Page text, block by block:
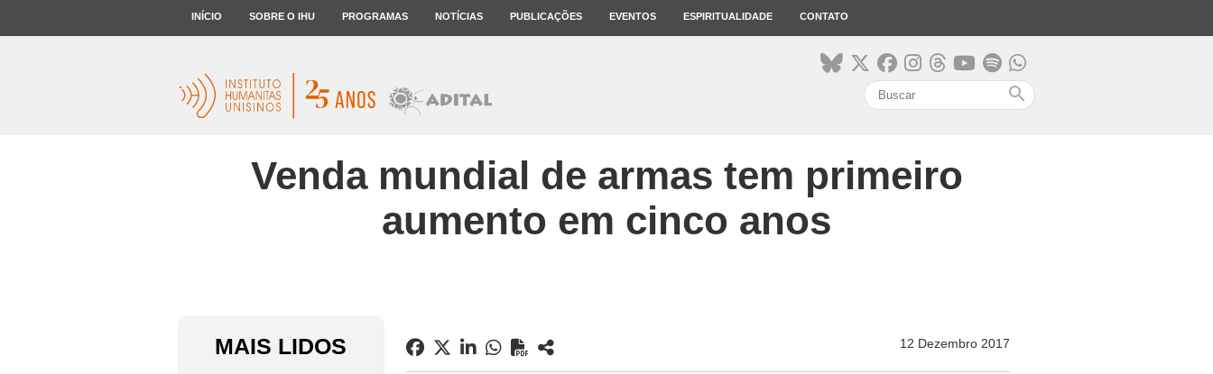
INÍCIO SOBRE O IHU PROGRAMAS NOTÍCIAS PUBLICAÇÕES EVENTOS ESPIRITUALIDADE CONTATO
search
Venda mundial de armas tem primeiro
aumento em cinco anos
MAIS LIDOS 12 Dezembro 2017